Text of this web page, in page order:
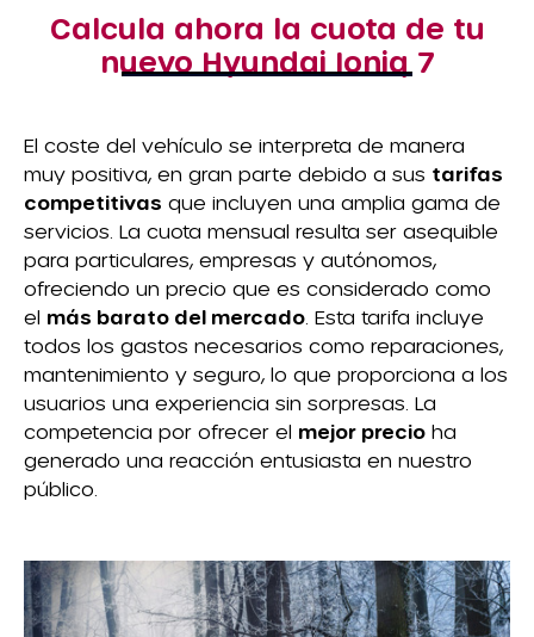
Calcula ahora la cuota de tu
nuevo Hyundai Ioniq 7
El coste del vehículo se interpreta de manera
muy positiva, en gran parte debido a sus tarifas
competitivas que incluyen una amplia gama de
servicios. La cuota mensual resulta ser asequible
para particulares, empresas y autónomos,
ofreciendo un precio que es considerado como
el más barato del mercado . Esta tarifa incluye
todos los gastos necesarios como reparaciones,
mantenimiento y seguro, lo que proporciona a los
usuarios una experiencia sin sorpresas. La
competencia por ofrecer el mejor precio ha
generado una reacción entusiasta en nuestro
público.